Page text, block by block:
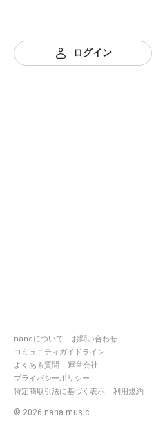
ログイン
nanaについて
お問い合わせ
コミュニティガイドライン
よくある質問
運営会社
プライバシーポリシー
特定商取引法に基づく表示
利用規約
© 2026 nana music